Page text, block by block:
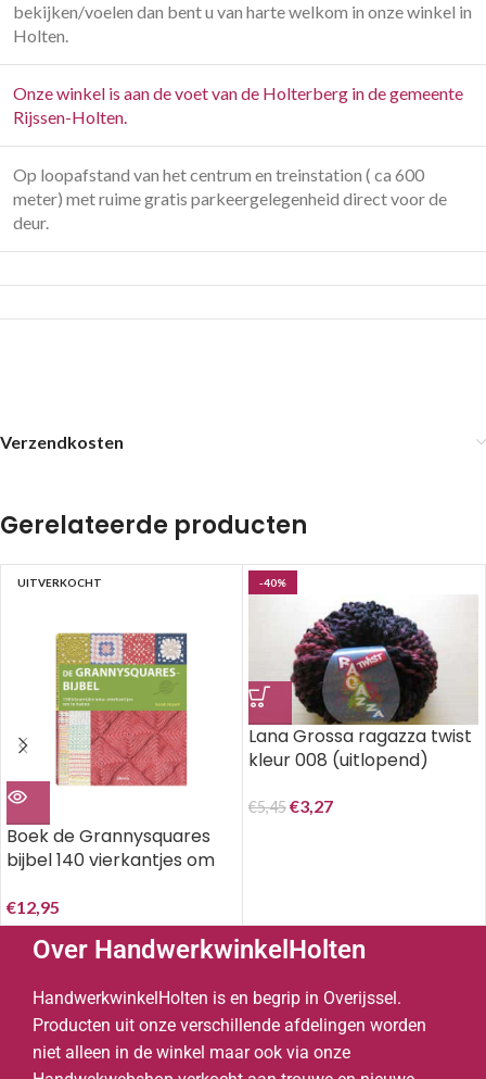
bekijken/voelen dan bent u van harte welkom in onze winkel in
Holten.
Onze winkel is aan de voet van de Holterberg in de gemeente
Rijssen-Holten.
Op loopafstand van het centrum en treinstation ( ca 600
meter) met ruime gratis parkeergelegenheid direct voor de
deur.
Verzendkosten
Gerelateerde producten
UITVERKOCHT
Boek de Grannysquares
bijbel 140 vierkantjes om
€12,95
-40%
Lana Grossa ragazza twist
kleur 008 (uitlopend)
€5,45€3,27
Over HandwerkwinkelHolten
HandwerkwinkelHolten is en begrip in Overijssel.
Producten uit onze verschillende afdelingen worden
niet alleen in de winkel maar ook via onze